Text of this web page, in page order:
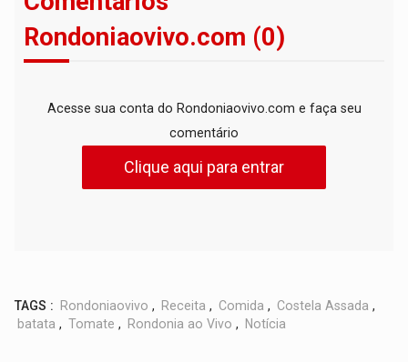
Rondoniaovivo.com (0)
Acesse sua conta do Rondoniaovivo.com e faça seu
comentário
Clique aqui para entrar
TAGS : Rondoniaovivo , Receita , Comida , Costela Assada ,
batata , Tomate , Rondonia ao Vivo , Notícia